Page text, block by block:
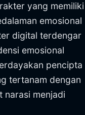
yang memiliki
emosional
digital terdengar
emosional
pencipta
tertanam dengan
narasi menjadi